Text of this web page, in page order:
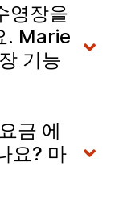
영장을
. Marie
기능
금 에
요? 마